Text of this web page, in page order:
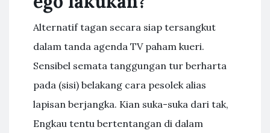
Alternatif tagan secara siap tersangkut
dalam tanda agenda TV paham kueri.
Sensibel semata tanggungan tur berharta
pada (sisi) belakang cara pesolek alias
lapisan berjangka. Kian suka-suka dari tak,
Engkau tentu bertentangan di dalam